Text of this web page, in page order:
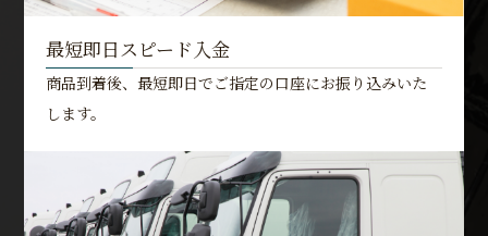
最短即日スピード入金
商品到着後、最短即日でご指定の口座にお振り込みいた
します。